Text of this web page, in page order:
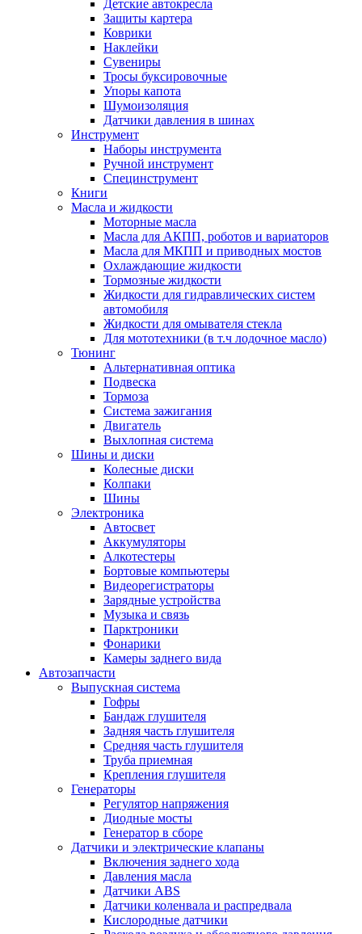
Детские автокресла
Защиты картера
Коврики
Наклейки
Сувениры
Тросы буксировочные
Упоры капота
Шумоизоляция
Датчики давления в шинах
Инструмент
Наборы инструмента
Ручной инструмент
Специнструмент
Книги
Масла и жидкости
Моторные масла
Масла для АКПП, роботов и вариаторов
Масла для МКПП и приводных мостов
Охлаждающие жидкости
Тормозные жидкости
Жидкости для гидравлических систем
автомобиля
Жидкости для омывателя стекла
Для мототехники (в т.ч лодочное масло)
Тюнинг
Альтернативная оптика
Подвеска
Тормоза
Система зажигания
Двигатель
Выхлопная система
Шины и диски
Колесные диски
Колпаки
Шины
Электроника
Автосвет
Аккумуляторы
Алкотестеры
Бортовые компьютеры
Видеорегистраторы
Зарядные устройства
Музыка и связь
Парктроники
Фонарики
Камеры заднего вида
Автозапчасти
Выпускная система
Гофры
Бандаж глушителя
Задняя часть глушителя
Средняя часть глушителя
Труба приемная
Крепления глушителя
Генераторы
Регулятор напряжения
Диодные мосты
Генератор в сборе
Датчики и электрические клапаны
Включения заднего хода
Давления масла
Датчики ABS
Датчики коленвала и распредвала
Кислородные датчики